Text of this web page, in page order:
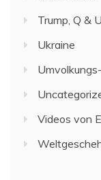
Trump, Q &
Ukraine
Videos von